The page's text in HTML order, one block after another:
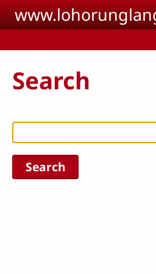
Skip to main content
Search